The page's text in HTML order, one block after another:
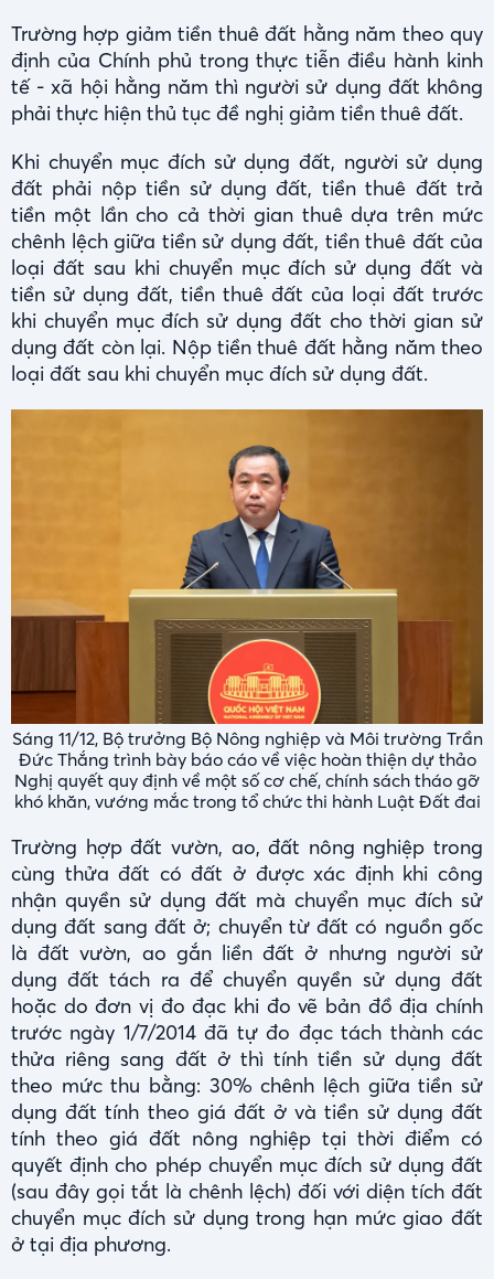
Trường hợp giảm tiền thuê đất hằng năm theo quy
định của Chính phủ trong thực tiễn điều hành kinh
tế - xã hội hằng năm thì người sử dụng đất không
phải thực hiện thủ tục đề nghị giảm tiền thuê đất.
Khi chuyển mục đích sử dụng đất, người sử dụng
đất phải nộp tiền sử dụng đất, tiền thuê đất trả
tiền một lần cho cả thời gian thuê dựa trên mức
chênh lệch giữa tiền sử dụng đất, tiền thuê đất của
loại đất sau khi chuyển mục đích sử dụng đất và
tiền sử dụng đất, tiền thuê đất của loại đất trước
khi chuyển mục đích sử dụng đất cho thời gian sử
dụng đất còn lại. Nộp tiền thuê đất hằng năm theo
loại đất sau khi chuyển mục đích sử dụng đất.
Sáng 11/12, Bộ trưởng Bộ Nông nghiệp và Môi trường Trần
Đức Thắng trình bày báo cáo về việc hoàn thiện dự thảo
Nghị quyết quy định về một số cơ chế, chính sách tháo gỡ
khó khăn, vướng mắc trong tổ chức thi hành Luật Đất đai
Trường hợp đất vườn, ao, đất nông nghiệp trong
cùng thửa đất có đất ở được xác định khi công
nhận quyền sử dụng đất mà chuyển mục đích sử
dụng đất sang đất ở; chuyển từ đất có nguồn gốc
là đất vườn, ao gắn liền đất ở nhưng người sử
dụng đất tách ra để chuyển quyền sử dụng đất
hoặc do đơn vị đo đạc khi đo vẽ bản đồ địa chính
trước ngày 1/7/2014 đã tự đo đạc tách thành các
thửa riêng sang đất ở thì tính tiền sử dụng đất
theo mức thu bằng: 30% chênh lệch giữa tiền sử
dụng đất tính theo giá đất ở và tiền sử dụng đất
tính theo giá đất nông nghiệp tại thời điểm có
quyết định cho phép chuyển mục đích sử dụng đất
(sau đây gọi tắt là chênh lệch) đối với diện tích đất
chuyển mục đích sử dụng trong hạn mức giao đất
ở tại địa phương.